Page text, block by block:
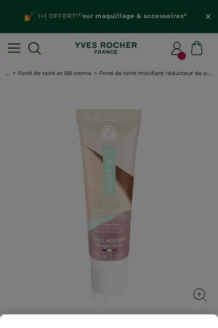
1+1 OFFERT(3)sur maquillage & accessoires*
... Fond de teint et BB crème Fond de teint matifiant réducteur de pores